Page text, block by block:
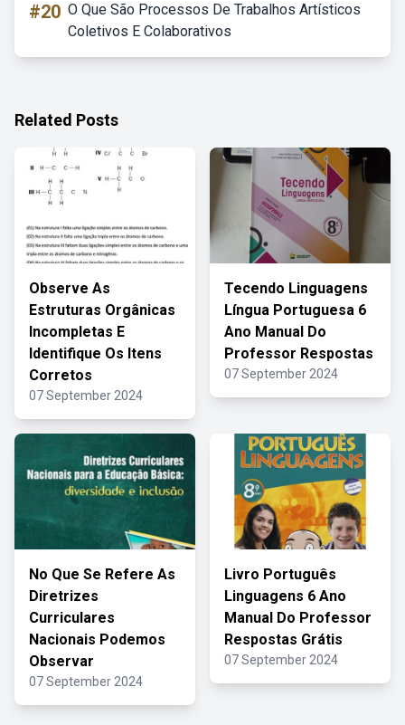
#20 O Que São Processos De Trabalhos Artísticos
Coletivos E Colaborativos
Related Posts
Observe As
Estruturas Orgânicas
Incompletas E
Identifique Os Itens
Corretos
07 September 2024
Tecendo Linguagens
Língua Portuguesa 6
Ano Manual Do
Professor Respostas
07 September 2024
No Que Se Refere As
Diretrizes
Curriculares
Nacionais Podemos
Observar
07 September 2024
Livro Português
Linguagens 6 Ano
Manual Do Professor
Respostas Grátis
07 September 2024